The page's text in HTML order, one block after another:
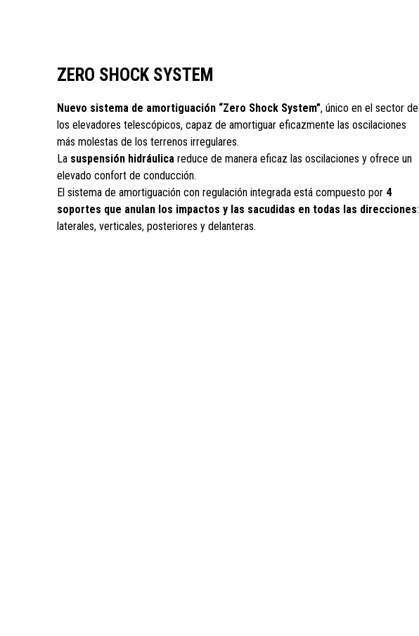
ZERO SHOCK SYSTEM
Nuevo sistema de amortiguación “Zero Shock System”, único en el sector de
los elevadores telescópicos, capaz de amortiguar eficazmente las oscilaciones
más molestas de los terrenos irregulares.
La suspensión hidráulicareduce de manera eficaz las oscilaciones y ofrece un
elevado confort de conducción.
El sistema de amortiguación con regulación integrada está compuesto por 4
soportes que anulan los impactos y las sacudidas en todas las direcciones:
laterales, verticales, posteriores y delanteras.